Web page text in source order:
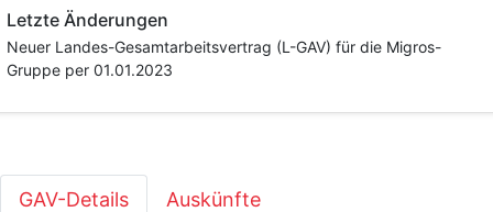
Letzte Änderungen
Neuer Landes-Gesamtarbeitsvertrag (L-GAV) für die Migros-
Gruppe per 01.01.2023
GAV-Details Auskünfte